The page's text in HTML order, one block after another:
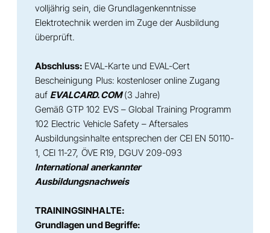
volljährig sein, die Grundlagenkenntnisse
Elektrotechnik werden im Zuge der Ausbildung
überprüft.
Abschluss: EVAL-Karte und EVAL-Cert
Bescheinigung Plus: kostenloser online Zugang
aufEVALCARD.COM(3 Jahre)
Gemäß GTP 102 EVS – Global Training Programm
102 Electric Vehicle Safety – Aftersales
Ausbildungsinhalte entsprechen der CEI EN 50110-
1, CEI 11-27, ÖVE R19, DGUV 209-093
International anerkannter
Ausbildungsnachweis
TRAININGSINHALTE:
Grundlagen und Begriffe: